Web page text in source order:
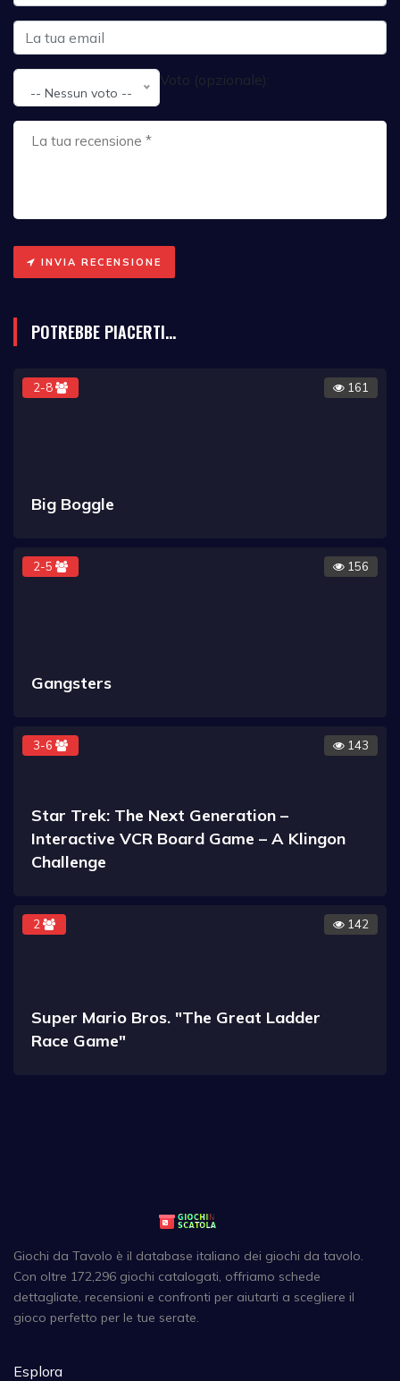
Voto (opzionale):
-- Nessun voto --
INVIA RECENSIONE
POTREBBE PIACERTI...
2-8 161
Big Boggle
2-5 156
Gangsters
3-6 143
Star Trek: The Next Generation –
Interactive VCR Board Game – A Klingon
Challenge
2 142
Super Mario Bros. "The Great Ladder
Race Game"
Giochi da Tavolo è il database italiano dei giochi da tavolo.
Con oltre 172,296 giochi catalogati, offriamo schede
dettagliate, recensioni e confronti per aiutarti a scegliere il
gioco perfetto per le tue serate.
Esplora